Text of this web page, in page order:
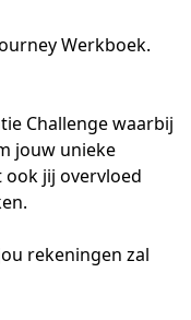
Werkboek.
Challenge waarbij
jouw unieke
jij overvloed
rekeningen zal